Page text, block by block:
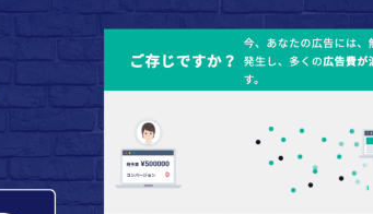
メリット・デメリットを
【無料配布中！】
用のお作法105選 応募